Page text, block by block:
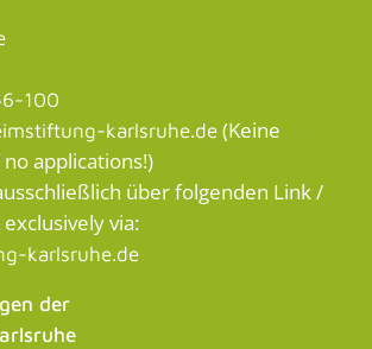
100
karlsruhe.de (Keine
applications!)
über folgenden Link /
via:
karlsruhe.de
der